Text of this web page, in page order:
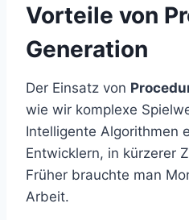
Vorteile von
Generation
Der Einsatz von
wie wir komplexe
Intelligente Algorithmen
Entwicklern, in kürzerer
Früher brauchte man
Arbeit.